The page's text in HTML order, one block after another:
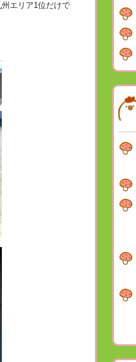
エリア1位だけで